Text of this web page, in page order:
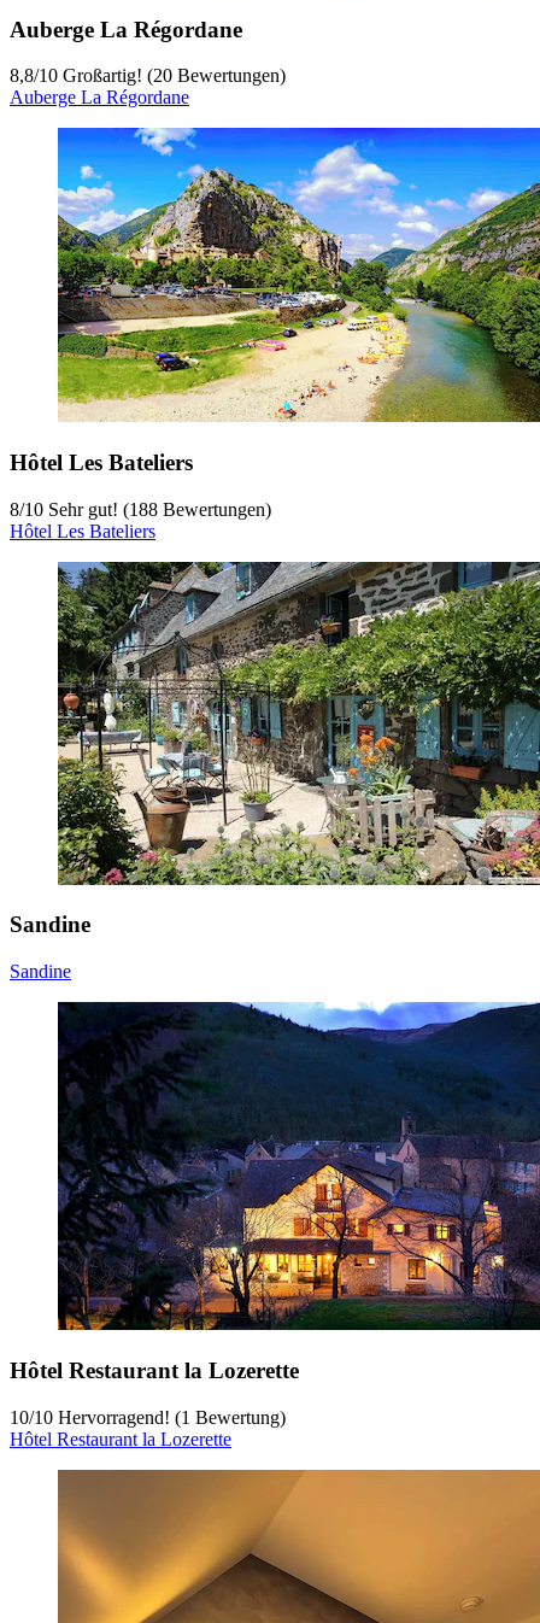
Auberge La Régordane
8,8/10 Großartig! (20 Bewertungen)
Auberge La Régordane
Hôtel Les Bateliers
8/10 Sehr gut! (188 Bewertungen)
Hôtel Les Bateliers
Sandine
Sandine
Hôtel Restaurant la Lozerette
10/10 Hervorragend! (1 Bewertung)
Hôtel Restaurant la Lozerette